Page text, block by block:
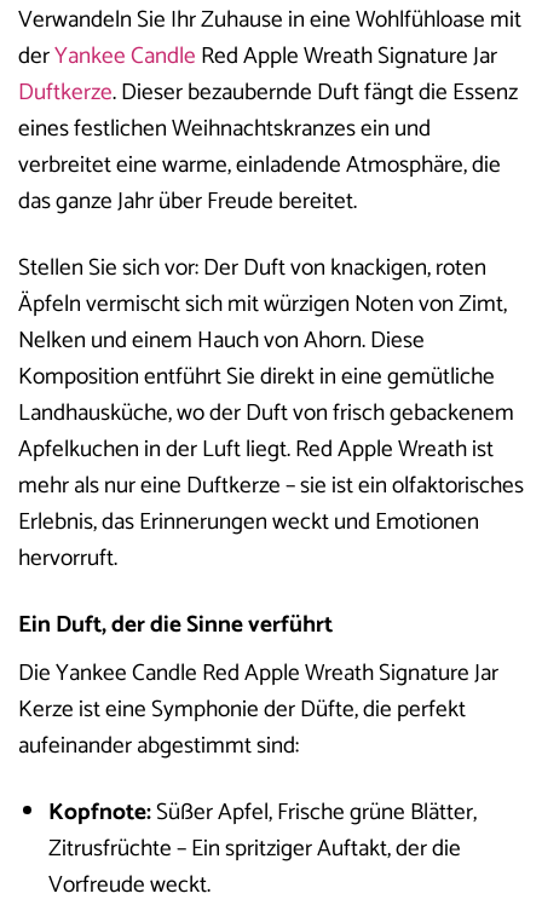
Verwandeln Sie Ihr Zuhause in eine Wohlfühloase mit
derYankee CandleRed Apple Wreath Signature Jar
Duftkerze. Dieser bezaubernde Duft fängt die Essenz
eines festlichen Weihnachtskranzes ein und
verbreitet eine warme, einladende Atmosphäre, die
das ganze Jahr über Freude bereitet.
Stellen Sie sich vor: Der Duft von knackigen, roten
Äpfeln vermischt sich mit würzigen Noten von Zimt,
Nelken und einem Hauch von Ahorn. Diese
Komposition entführt Sie direkt in eine gemütliche
Landhausküche, wo der Duft von frisch gebackenem
Apfelkuchen in der Luft liegt. Red Apple Wreath ist
mehr als nur eine Duftkerze – sie ist ein olfaktorisches
Erlebnis, das Erinnerungen weckt und Emotionen
hervorruft.
Ein Duft, der die Sinne verführt
Die Yankee Candle Red Apple Wreath Signature Jar
Kerze ist eine Symphonie der Düfte, die perfekt
aufeinander abgestimmt sind:
Kopfnote:Süßer Apfel, Frische grüne Blätter,
Zitrusfrüchte – Ein spritziger Auftakt, der die
Vorfreude weckt.